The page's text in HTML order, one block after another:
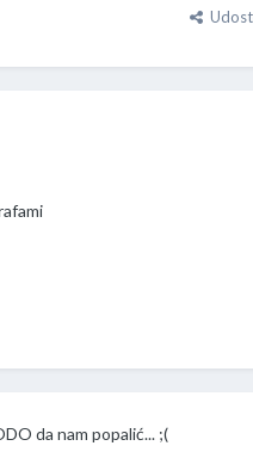
da nam popalić... ;(